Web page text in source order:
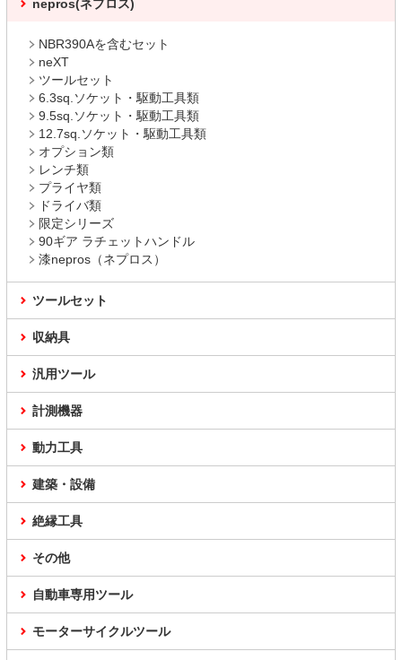
nepros(ネプロス)
NBR390Aを含むセット
neXT
ツールセット
6.3sq.ソケット・駆動工具類
9.5sq.ソケット・駆動工具類
12.7sq.ソケット・駆動工具類
オプション類
レンチ類
プライヤ類
ドライバ類
限定シリーズ
90ギア ラチェットハンドル
漆nepros（ネプロス）
ツールセット
収納具
汎用ツール
計測機器
動力工具
建築・設備
絶縁工具
その他
自動車専用ツール
モーターサイクルツール